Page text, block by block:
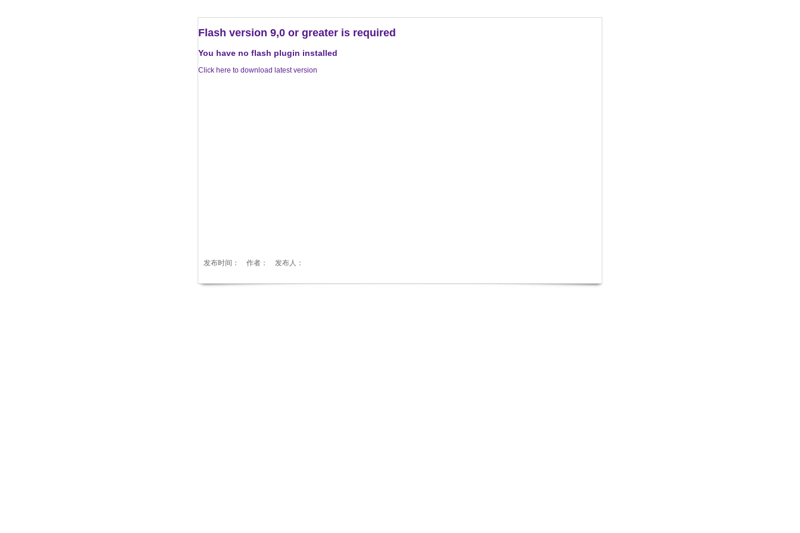
Flash version 9,0 or greater is required
You have no flash plugin installed
Click here to download latest version
发布时间： 作者： 发布人：